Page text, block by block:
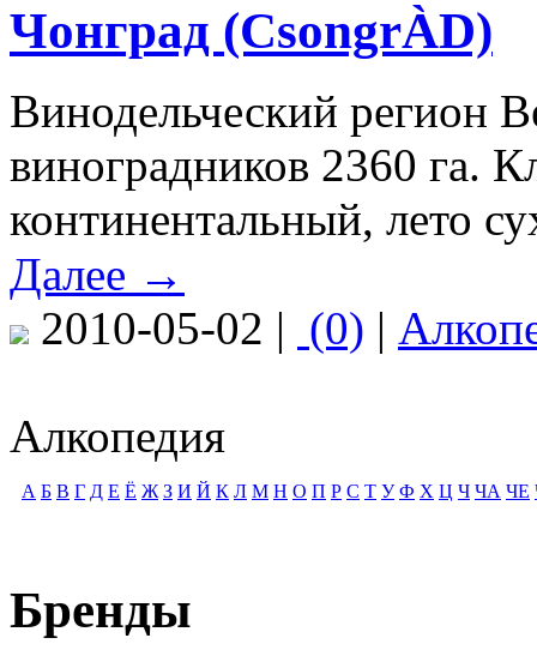
Чонград (CsongrÀD)
Винодельческий регион
виноградников 2360 га.
континентальный, лето
Далее →
2010-05-02 | (0) |
Алкопедия
А Б В Г Д Е Ё Ж З И Й К Л М Н О П Р С Т У Ф Х Ц Ч ЧА ЧЕ
Бренды